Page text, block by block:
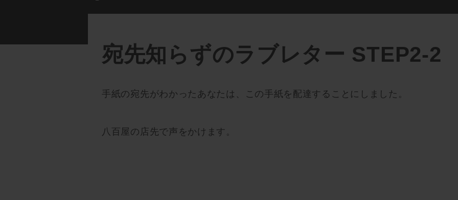
宛先知らずのラブレター STEP2-2
手紙の宛先がわかったあなたは、この手紙を配達することにしました。
八百屋の店先で声をかけます。